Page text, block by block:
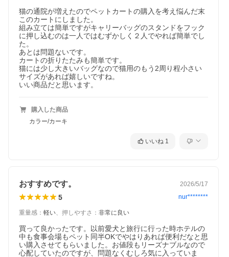
猫の通院が増えたのでペットカートの購入を考え悩んだ末
このカートにしました。
組み立ては簡単ですがキャリーバッグのスタンドをフック
に押し込むのは一人ではむずかしく２人でやれば簡単でし
た。
あとは問題ないです。
カートの折りたたみも簡単です。
猫には少し大きいバッグなので猫用のもう2周り程小さい
サイズがあれば嬉しいですね。
いい商品だと思います。
購入した商品
カラー/カーキ
いいね 1
おすすめです。 2026/5/17
5 nur********
重量感 ： 軽い、 押しやすさ ： 非常に良い
買って良かったです。以前愛犬と旅行に行った時ホテルの
中も食事会場もペット同半OKでやはりあれば便利だなと思
い購入させてもらいました。お値段もリーズナブルなので
心配していたのですが、問題なくむしろ気に入っていま